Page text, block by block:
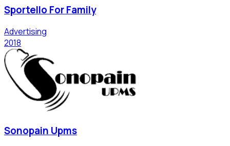
Sportello For Family
Advertising
2018
Sonopain Upms